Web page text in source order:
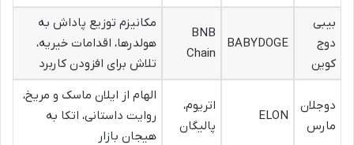
بیبی
دوج
کوین
BABYDOGE
BNB
Chain
مکانیزم توزیع پاداش به
هولدرها، اقدامات خیریه،
تلاش برای افزودن کاربرد
دوجلان
مارس
ELON
اتریوم،
پالیگان
الهام از ایلان ماسک و مریخ،
روایت داستانی، اتکا به
هیجان بازار